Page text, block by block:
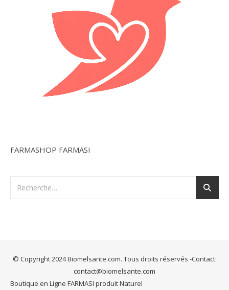
FARMASHOP FARMASI
© Copyright 2024 Biomelsante.com. Tous droits réservés -Contact:
contact@biomelsante.com
Boutique en Ligne FARMASI produit Naturel